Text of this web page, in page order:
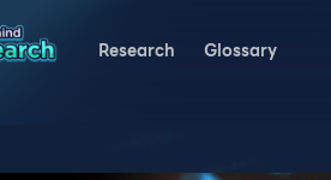
Research Glossary